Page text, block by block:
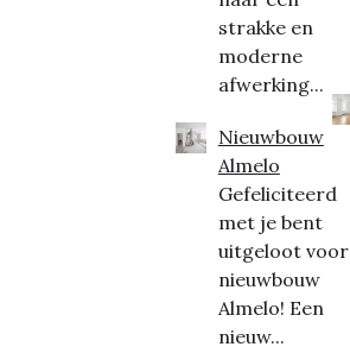
strakke en
moderne
afwerking...
Nieuwbouw
Almelo
Gefeliciteerd
met je bent
uitgeloot voor
nieuwbouw
Almelo! Een
nieuw...